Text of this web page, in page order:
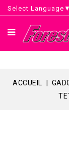
Select Language ▼
ACCUEIL